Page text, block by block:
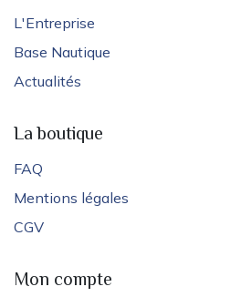
L'Entreprise
Base Nautique
Actualités
La boutique
FAQ
Mentions légales
CGV
Mon compte